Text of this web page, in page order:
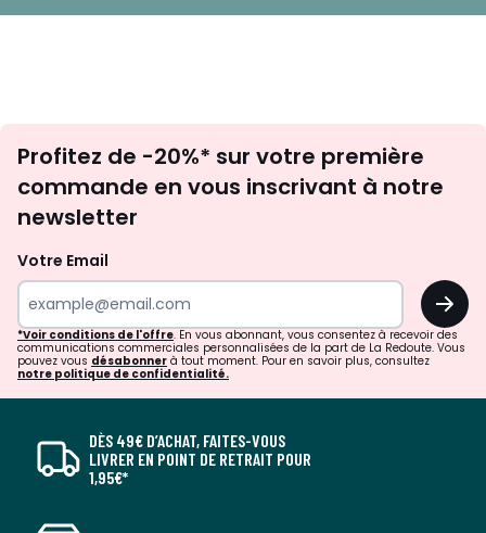
newsletter
Profitez de -20%* sur votre première
commande en vous inscrivant à notre
newsletter
Votre Email
OK
*Voir conditions de l'offre. En vous abonnant, vous consentez à recevoir des
communications commerciales personnalisées de la part de La Redoute. Vous
pouvez vous désabonner à tout moment. Pour en savoir plus, consultez
notre politique de confidentialité.
DÈS 49€ D’ACHAT, FAITES-VOUS
LIVRER EN POINT DE RETRAIT POUR
1,95€*